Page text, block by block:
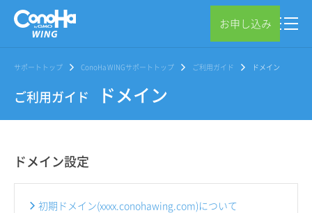
お申し込み
サポートトップ ConoHa WINGサポートトップ ご利用ガイド ドメイン
ご利用ガイド ドメイン
ドメイン設定
初期ドメイン(xxxx.conohawing.com)について